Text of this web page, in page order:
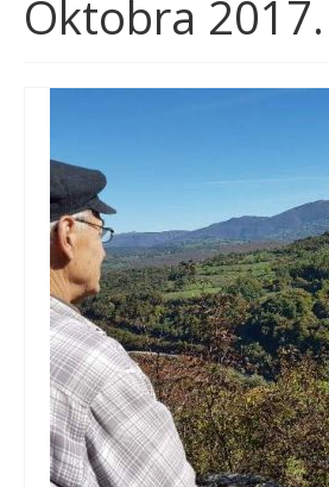
Javne nabavke
Značajni datumi i manifestacije
sektoru
Oktobra 2017.